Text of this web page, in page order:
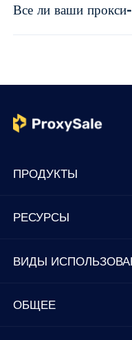
Все ли ваши
ПРОДУКТЫ
РЕСУРСЫ
ВИДЫ
ОБЩЕЕ